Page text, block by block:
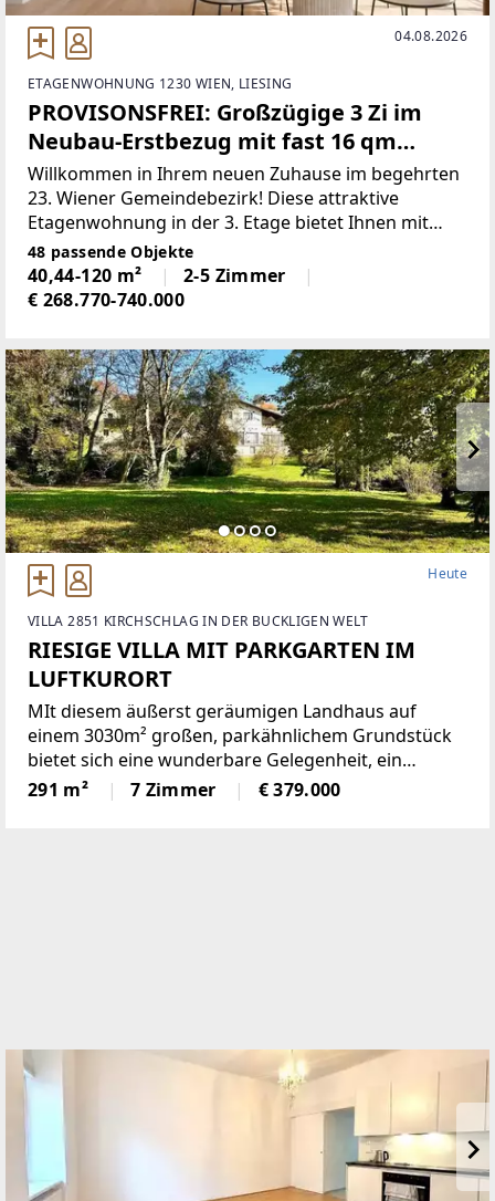
04.08.2026
ETAGENWOHNUNG 1230 WIEN, LIESING
PROVISONSFREI: Großzügige 3 Zi im
Neubau-Erstbezug mit fast 16 qm
Balkon
Willkommen in Ihrem neuen Zuhause im begehrten
23. Wiener Gemeindebezirk! Diese attraktive
Etagenwohnung in der 3. Etage bietet Ihnen mit
83,27 m² Wohnfläche ein modernes und
komfortables Wohngefühl in bester Lage.Die
Wohnung besticht durch ihre
48 passende Objekte
40,44-120 m²
2-5 Zimmer
€ 268.770-740.000
Heute
VILLA 2851 KIRCHSCHLAG IN DER BUCKLIGEN WELT
RIESIGE VILLA MIT PARKGARTEN IM
LUFTKURORT
MIt diesem äußerst geräumigen Landhaus auf
einem 3030m² großen, parkähnlichem Grundstück
bietet sich eine wunderbare Gelegenheit, ein
einmaliges Domizil in der beliebten Gemeinde
Krumbach zu schaffen!Das 1972 in Ziegelbauweise
291 m² 7 Zimmer € 379.000